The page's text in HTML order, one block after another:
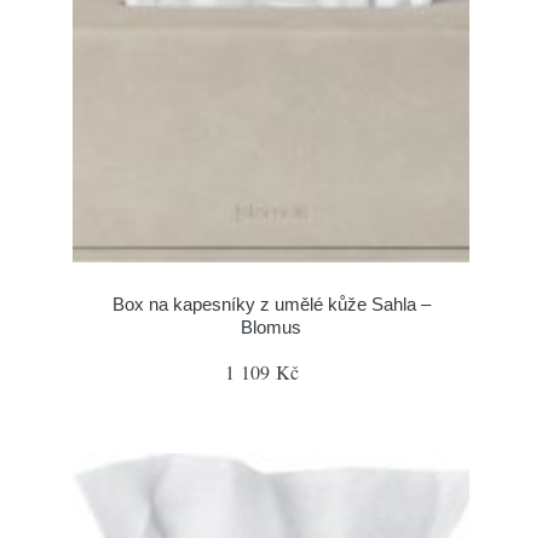
Box na kapesníky z umělé kůže Sahla –
Blomus
1 109 Kč